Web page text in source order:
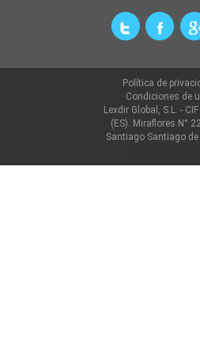
Política de
Condiciones de
Lexdir Global, S.L. -
(ES). Miraflores N°
Santiago Santiago de